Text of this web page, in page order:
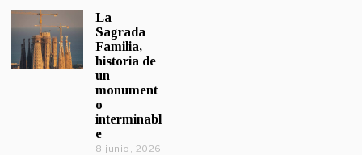
La
Sagrada
Familia,
historia de
un
monument
o
interminabl
e
8 junio, 2026